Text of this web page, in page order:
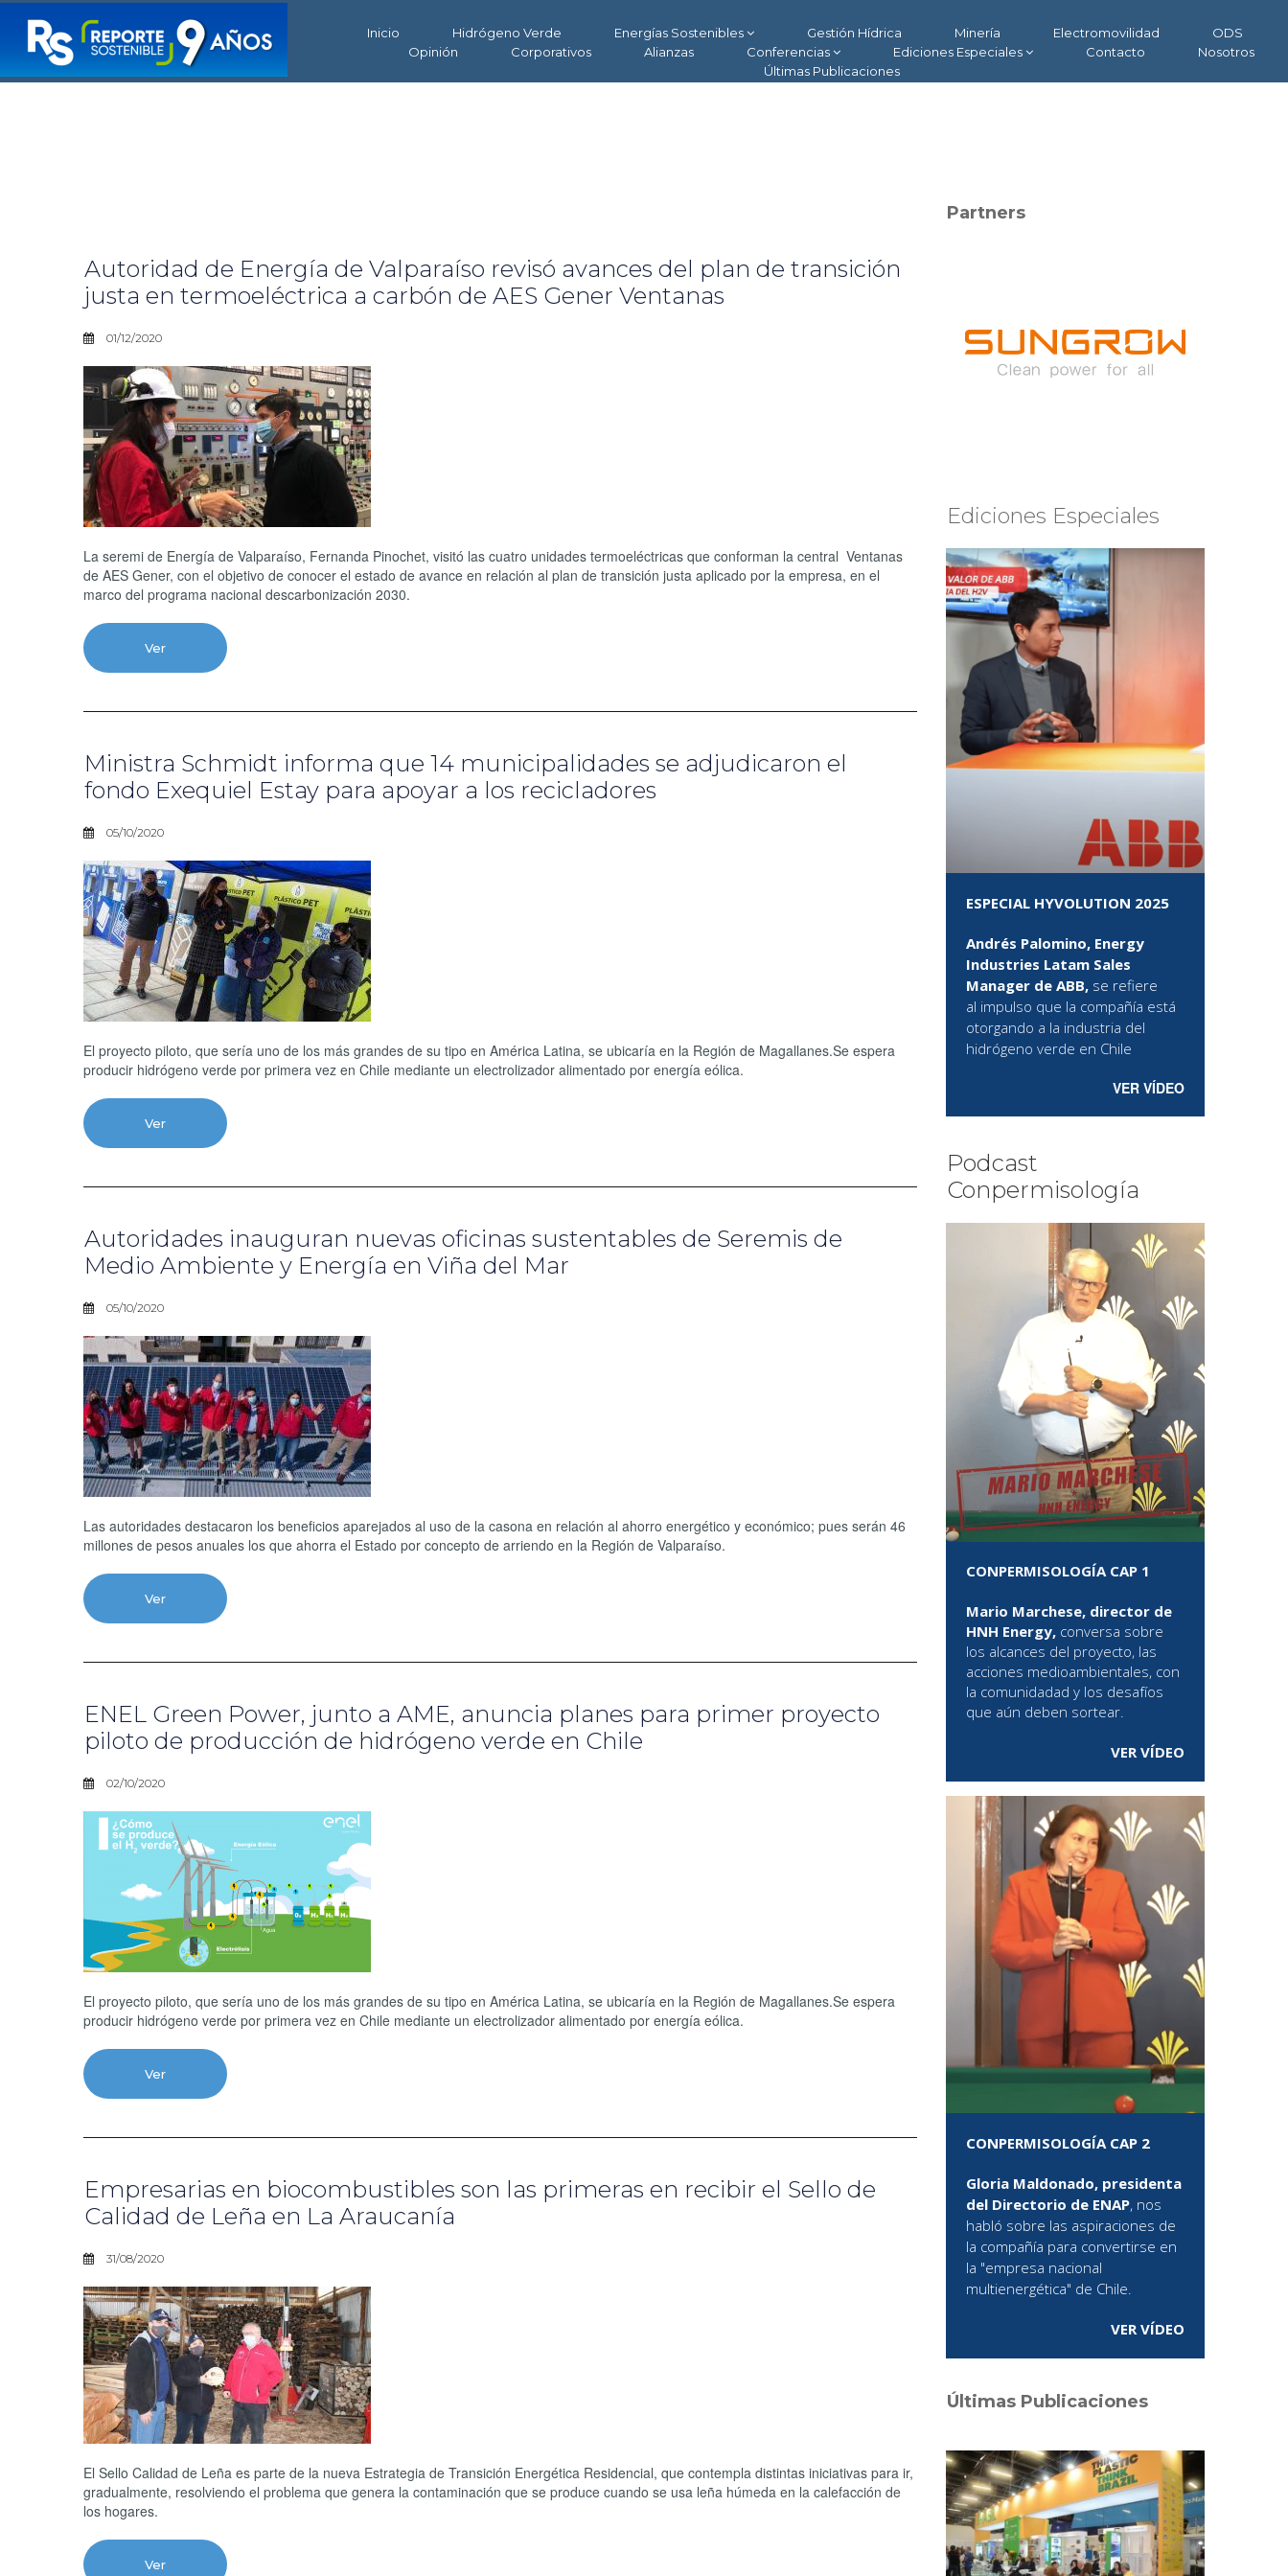
Inicio Hidrógeno Verde Energías Sostenibles Gestión Hídrica Minería Electromovilidad
ODS
Opinión
Corporativos Alianzas Conferencias Ediciones Especiales Contacto
Nosotros
Últimas Publicaciones
Autoridad de Energía de Valparaíso revisó avances del plan de transición
justa en termoeléctrica a carbón de AES Gener Ventanas
01/12/2020
La seremi de Energía de Valparaíso, Fernanda Pinochet, visitó las cuatro unidades termoeléctricas que conforman la central Ventanas
de AES Gener, con el objetivo de conocer el estado de avance en relación al plan de transición justa aplicado por la empresa, en el
marco del programa nacional descarbonización 2030.
Ver
Ministra Schmidt informa que 14 municipalidades se adjudicaron el
fondo Exequiel Estay para apoyar a los recicladores
05/10/2020
El proyecto piloto, que sería uno de los más grandes de su tipo en América Latina, se ubicaría en la Región de Magallanes.Se espera
producir hidrógeno verde por primera vez en Chile mediante un electrolizador alimentado por energía eólica.
Ver
Autoridades inauguran nuevas oficinas sustentables de Seremis de
Medio Ambiente y Energía en Viña del Mar
05/10/2020
Las autoridades destacaron los beneficios aparejados al uso de la casona en relación al ahorro energético y económico; pues serán 46
millones de pesos anuales los que ahorra el Estado por concepto de arriendo en la Región de Valparaíso.
Ver
ENEL Green Power, junto a AME, anuncia planes para primer proyecto
piloto de producción de hidrógeno verde en Chile
02/10/2020
El proyecto piloto, que sería uno de los más grandes de su tipo en América Latina, se ubicaría en la Región de Magallanes.Se espera
producir hidrógeno verde por primera vez en Chile mediante un electrolizador alimentado por energía eólica.
Ver
Empresarias en biocombustibles son las primeras en recibir el Sello de
Calidad de Leña en La Araucanía
31/08/2020
El Sello Calidad de Leña es parte de la nueva Estrategia de Transición Energética Residencial, que contempla distintas iniciativas para ir,
gradualmente, resolviendo el problema que genera la contaminación que se produce cuando se usa leña húmeda en la calefacción de
los hogares.
Ver
Partners
Ediciones Especiales
ESPECIAL HYVOLUTION 2025
Andrés Palomino, Energy
Industries Latam Sales
Manager de ABB, se refiere
al impulso que la compañía está
otorgando a la industria del
hidrógeno verde en Chile
VER VÍDEO
Podcast
Conpermisología
CONPERMISOLOGÍA CAP 1
Mario Marchese, director de
HNH Energy, conversa sobre
los alcances del proyecto, las
acciones medioambientales, con
la comunidadad y los desafíos
que aún deben sortear.
VER VÍDEO
CONPERMISOLOGÍA CAP 2
Gloria Maldonado, presidenta
del Directorio de ENAP, nos
habló sobre las aspiraciones de
la compañía para convertirse en
la "empresa nacional
multienergética" de Chile.
VER VÍDEO
Últimas Publicaciones